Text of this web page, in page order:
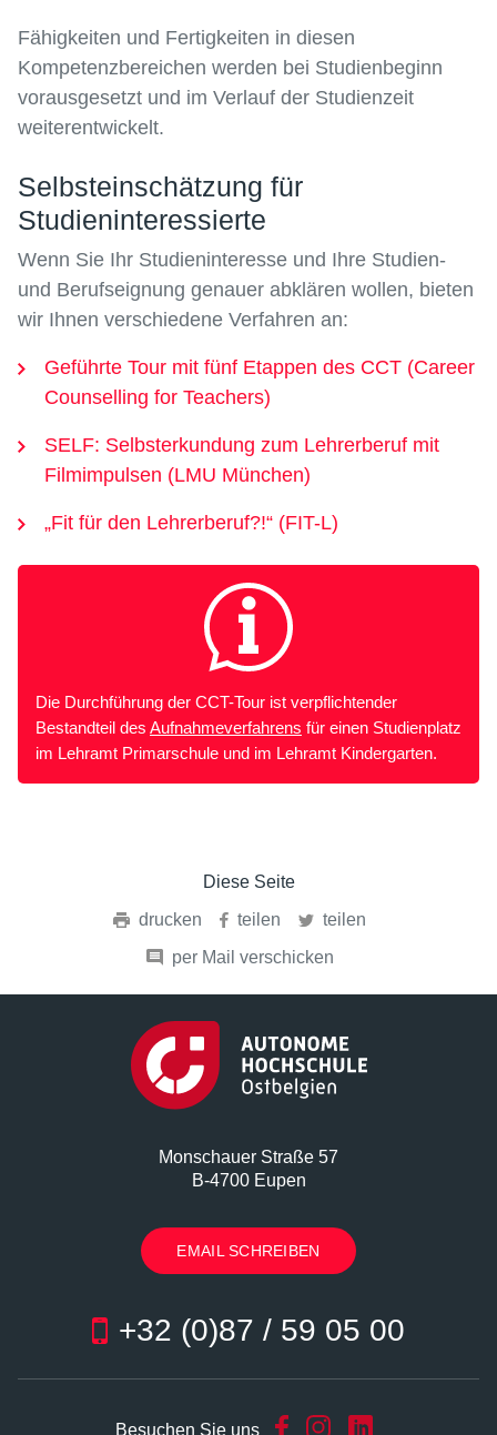
Fähigkeiten und Fertigkeiten in diesen
Kompetenzbereichen werden bei Studienbeginn
vorausgesetzt und im Verlauf der Studienzeit
weiterentwickelt.
Selbsteinschätzung für
Studieninteressierte
Wenn Sie Ihr Studieninteresse und Ihre Studien-
und Berufseignung genauer abklären wollen, bieten
wir Ihnen verschiedene Verfahren an:
Geführte Tour mit fünf Etappen des CCT (Career
Counselling for Teachers)
SELF: Selbsterkundung zum Lehrerberuf mit
Filmimpulsen (LMU München)
„Fit für den Lehrerberuf?!“ (FIT-L)
Die Durchführung der CCT-Tour ist verpflichtender
Bestandteil des Aufnahmeverfahrens für einen Studienplatz
im Lehramt Primarschule und im Lehramt Kindergarten.
Diese Seite
drucken
teilen
teilen
per Mail verschicken
Monschauer Straße 57
B-4700 Eupen
EMAIL SCHREIBEN
+32 (0)87 / 59 05 00
Besuchen Sie uns